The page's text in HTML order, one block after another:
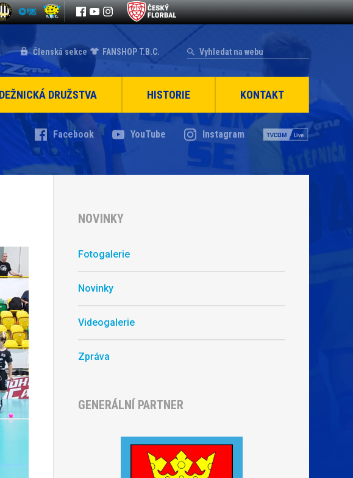
Členská sekce FANSHOP T.B.C.
DRUŽSTVA HISTORIE KONTAKT
Facebook YouTube Instagram
NOVINKY
Fotogalerie
Novinky
Videogalerie
Zpráva
GENERÁLNÍ PARTNER